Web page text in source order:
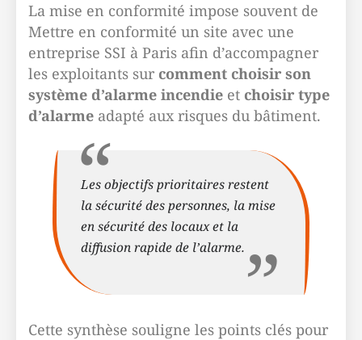
La mise en conformité impose souvent de
Mettre en conformité un site avec une
entreprise SSI à Paris afin d’accompagner
les exploitants sur comment choisir son
système d’alarme incendie et choisir type
d’alarme adapté aux risques du bâtiment.
Les objectifs prioritaires restent
la sécurité des personnes, la mise
en sécurité des locaux et la
diffusion rapide de l’alarme.
Cette synthèse souligne les points clés pour